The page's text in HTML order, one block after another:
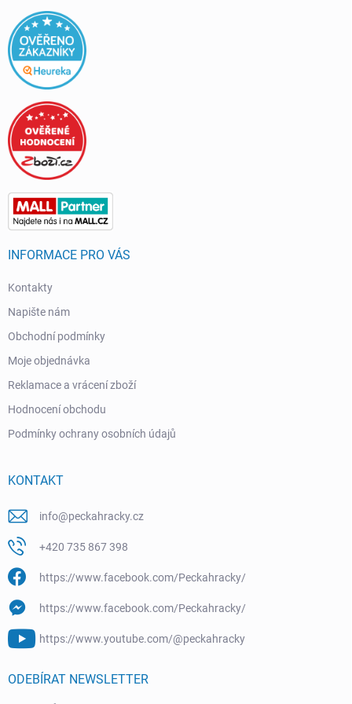
INFORMACE PRO VÁS
Kontakty
Napište nám
Obchodní podmínky
Moje objednávka
Reklamace a vrácení zboží
Hodnocení obchodu
Podmínky ochrany osobních údajů
KONTAKT
info@peckahracky.cz
+420 735 867 398
https://www.facebook.com/Peckahracky/
https://www.facebook.com/Peckahracky/
https://www.youtube.com/@peckahracky
ODEBÍRAT NEWSLETTER